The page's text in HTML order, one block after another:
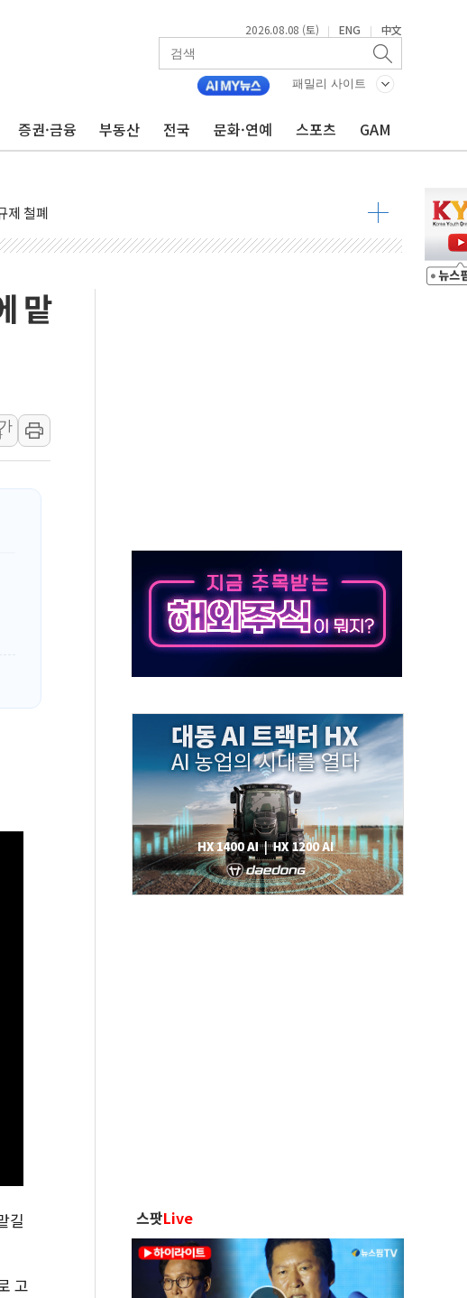
2026.08.08 (토) | ENG | 中文
패밀리 사이트
증권·금융 부동산 전국 문화·연예 스포츠 GAM
높은 물결
제 철폐
유성우 관측
사
가뭄 해소될 듯
뒤집는 것"
죄 사각지대' 우려
전' vs 정청래 '격차 확대'
최고치
혹 소명" 요구
가능성 낮아지며 상승… STOXX 600 지수는 나흘 연속 최고치
맡
가
길
고
스팟Live